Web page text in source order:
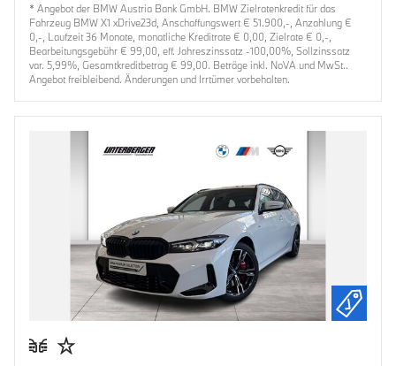
* Angebot der BMW Austria Bank GmbH. BMW Zielratenkredit für das
Fahrzeug BMW X1 xDrive23d, Anschaffungswert € 51.900,-, Anzahlung €
0,-, Laufzeit 36 Monate, monatliche Kreditrate € 0,00, Zielrate € 0,-,
Bearbeitungsgebühr € 99,00, eff. Jahreszinssatz -100,00%, Sollzinssatz
var. 5,99%, Gesamtkreditbetrag € 99,00. Beträge inkl. NoVA und MwSt..
Angebot freibleibend. Änderungen und Irrtümer vorbehalten.